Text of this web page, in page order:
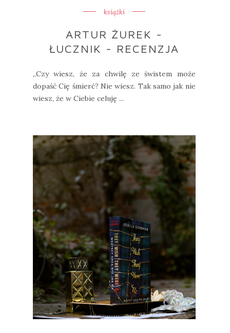
książki
ARTUR ŻUREK -
ŁUCZNIK - RECENZJA
„Czy wiesz, że za chwilę ze świstem może
dopaść Cię śmierć? Nie wiesz. Tak samo jak nie
wiesz, że w Ciebie celuję ...